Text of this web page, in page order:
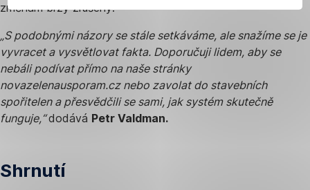
změnám brzy zrušeny.
„S podobnými názory se stále setkáváme, ale snažíme se je
vyvracet a vysvětlovat fakta. Doporučuji lidem, aby se
nebáli podívat přímo na naše stránky
novazelenausporam.cz nebo zavolat do stavebních
spořitelen a přesvědčili se sami, jak systém skutečně
funguje,“dodává Petr Valdman.
Shrnutí